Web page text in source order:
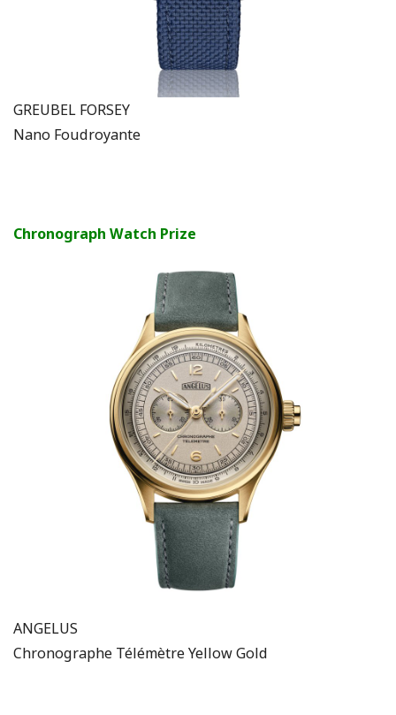
GREUBEL FORSEY
Nano Foudroyante
Chronograph Watch Prize
ANGELUS
Chronographe Télémètre Yellow Gold